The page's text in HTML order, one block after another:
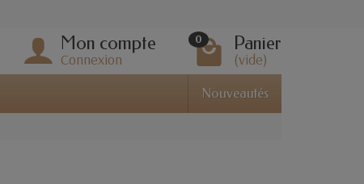
Mon compte
Connexion
0 Panier
(vide)
Nouveautés